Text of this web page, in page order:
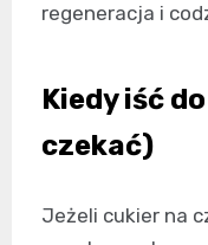
regeneracja i
Kiedy iść
czekać)
Jeżeli cukier na